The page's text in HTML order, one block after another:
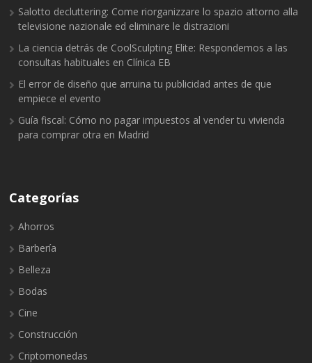
Salotto decluttering: Come riorganizzare lo spazio attorno alla
televisione nazionale ed eliminare le distrazioni
La ciencia detrás de CoolSculpting Elite: Respondemos a las
consultas habituales en Clínica EB
El error de diseño que arruina tu publicidad antes de que
empiece el evento
Guía fiscal: Cómo no pagar impuestos al vender tu vivienda
para comprar otra en Madrid
Categorías
Ahorros
Barbería
Belleza
Bodas
Cine
Construcción
Criptomonedas